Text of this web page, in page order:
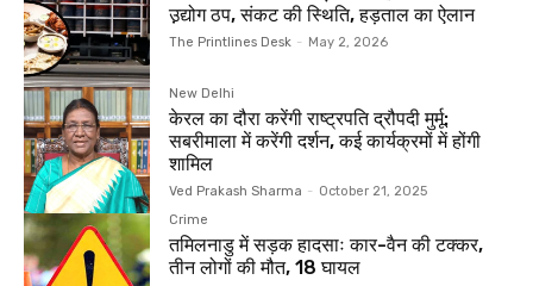
उ़़द्योग ठप, संकट की स्थिति, हड़ताल का ऐलान
The Printlines Desk - May 2, 2026
New Delhi
केरल का दौरा करेंगी राष्ट्रपति द्रौपदी मुर्मू:
सबरीमाला में करेंगी दर्शन, कई कार्यक्रमों में होंगी
शामिल
Ved Prakash Sharma - October 21, 2025
Crime
तमिलनाडु में सड़क हादसाः कार-वैन की टक्कर,
तीन लोगों की मौत, 18 घायल